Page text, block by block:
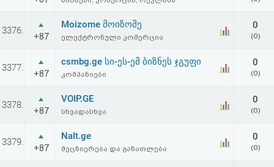
3376.
+87
Moizome მოიზომე
ელექტრონული კომერცია
0
(0)
3377.
+87
csmbg.ge სი-ეს-ემ ბიზნეს ჯგუფი
კომპანიები
0
(0)
3378.
+87
VOIP.GE
სხვადასხვა
0
(0)
3379.
+87
NaIt.ge
მეცნიერება და განათლება
0
(0)